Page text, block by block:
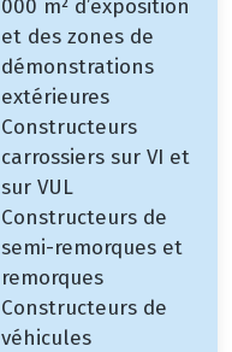
000 m² d’exposition
et des zones de
démonstrations
extérieures
Constructeurs
carrossiers sur VI et
sur VUL
Constructeurs de
semi-remorques et
remorques
Constructeurs de
véhicules